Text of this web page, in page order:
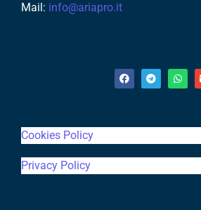
Mail: info@ariapro.it
Cookies Policy
Privacy Policy